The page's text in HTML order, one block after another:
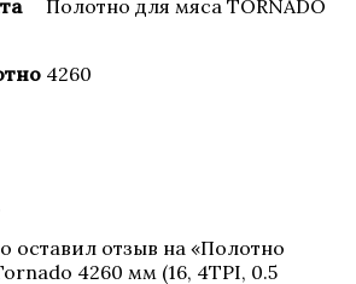
Полотно для мяса TORNADO
4260
оставил отзыв на «Полотно
4260 мм (16, 4TPI, 0.5